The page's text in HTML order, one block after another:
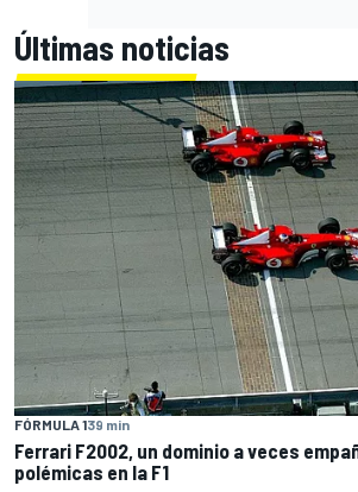
Últimas noticias
FÓRMULA 139 min
Ferrari F2002, un dominio a veces
polémicas en la F1